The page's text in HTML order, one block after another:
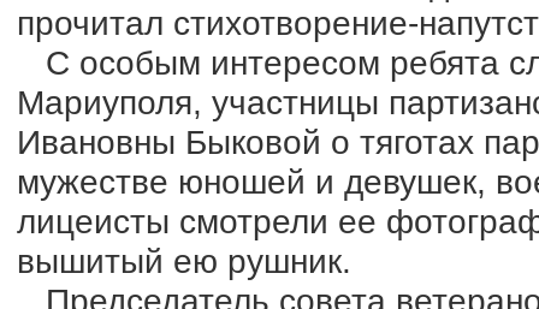
прочитал стихотворение-
С особым интересом ребята
Мариуполя, участницы
Ивановны Быковой о тяготах
мужестве юношей и девушек,
лицеисты смотрели ее
вышитый ею рушник.
Председатель совета